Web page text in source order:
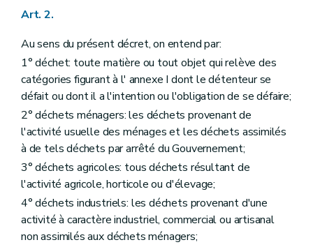
Art. 24
Art. 25
Chapitre V Planification de la gestion des déchets
Art. 24
Art. 25
Art. 26
Chapitre VI Dispositions particulières
Art. 27
Art. 28
Chapitre VI
Dispositions particulières
Art. 27
Art. 28
Chapitre VII Dispositions fonctionnelles
Section première
Statistiques et renseignements
Art. 29
Art. 30
Art. 31
Art. 2.
Au sens du présent décret, on entend par:
1° déchet: toute matière ou tout objet qui relève des
catégories figurant à l' annexe I dont le détenteur se
défait ou dont il a l'intention ou l'obligation de se défaire;
2° déchets ménagers: les déchets provenant de
l'activité usuelle des ménages et les déchets assimilés
à de tels déchets par arrêté du Gouvernement;
3° déchets agricoles: tous déchets résultant de
l'activité agricole, horticole ou d'élevage;
4° déchets industriels: les déchets provenant d'une
activité à caractère industriel, commercial ou artisanal
non assimilés aux déchets ménagers;